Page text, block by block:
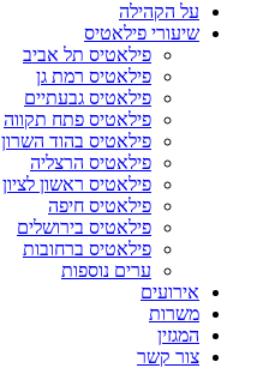
על הקהילה
שיעורי פילאטיס
פילאטיס תל אביב
פילאטיס רמת גן
פילאטיס גבעתיים
פילאטיס פתח תקווה
פילאטיס בהוד השרון
פילאטיס הרצליה
פילאטיס ראשון לציון
פילאטיס חיפה
פילאטיס בירושלים
פילאטיס ברחובות
ערים נוספות
אירועים
משרות
המגזין
צור קשר